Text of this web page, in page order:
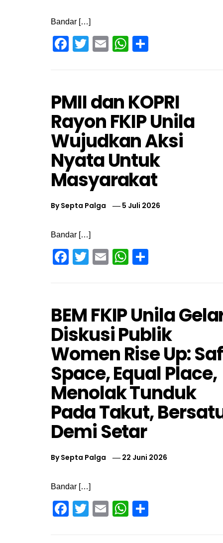
Bandar […]
Facebook
TwitterEmailWhatsApp
PMII dan KOPRI
Rayon FKIP Unila
Wujudkan Aksi
Nyata Untuk
Masyarakat
BySepta Palga 5 Juli 2026
Bandar […]
Facebook
TwitterEmailWhatsApp
BEM FKIP Unila
Diskusi Publik
Women Rise Up:
Space, Equal Place,
Menolak Tunduk
Pada Takut,
Demi Setar
BySepta Palga 22 Juni 2026
Bandar […]
Facebook
TwitterEmailWhatsApp